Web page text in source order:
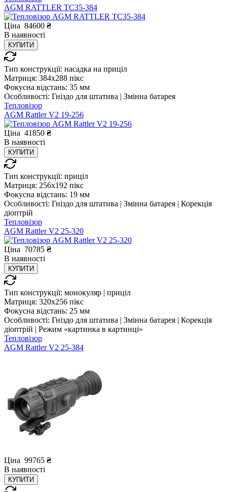
AGM RATTLER TC35-384
Ціна 84600 ₴
В наявності
КУПИТИ
Тип конструкції: насадка на приціл
Матриця: 384x288 пікс
Фокусна відстань: 35 мм
Особливості: Гніздо для штатива | Змінна батарея
Тепловізор
AGM Rattler V2 19-256
Ціна 41850 ₴
В наявності
КУПИТИ
Тип конструкції: приціл
Матриця: 256x192 пікс
Фокусна відстань: 19 мм
Особливості: Гніздо для штатива | Змінна батарея | Корекція
діоптрій
Тепловізор
AGM Rattler V2 25-320
Ціна 70785 ₴
В наявності
КУПИТИ
Тип конструкції: монокуляр | приціл
Матриця: 320x256 пікс
Фокусна відстань: 25 мм
Особливості: Гніздо для штатива | Змінна батарея | Корекція
діоптрій | Режим «картинка в картинці»
Тепловізор
AGM Rattler V2 25-384
Ціна 99765 ₴
В наявності
КУПИТИ